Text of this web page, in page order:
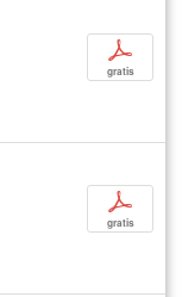
p
gratis
p
gratis